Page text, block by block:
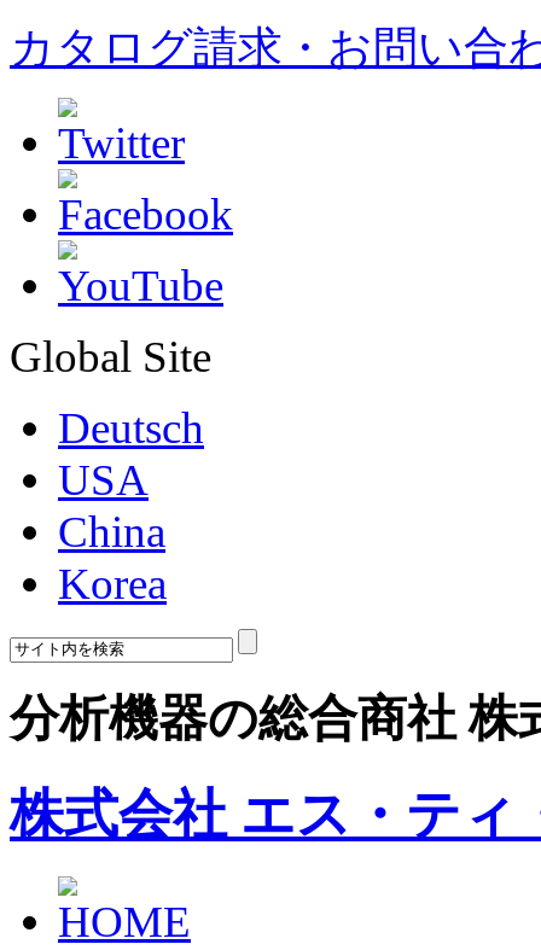
カタログ請求・お問い合
Global Site
Deutsch
USA
China
Korea
分析機器の総合商社
株式会社 エス・ティ